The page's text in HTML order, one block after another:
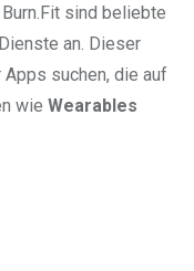
sind beliebte
an. Dieser
suchen, die auf
wie Wearables